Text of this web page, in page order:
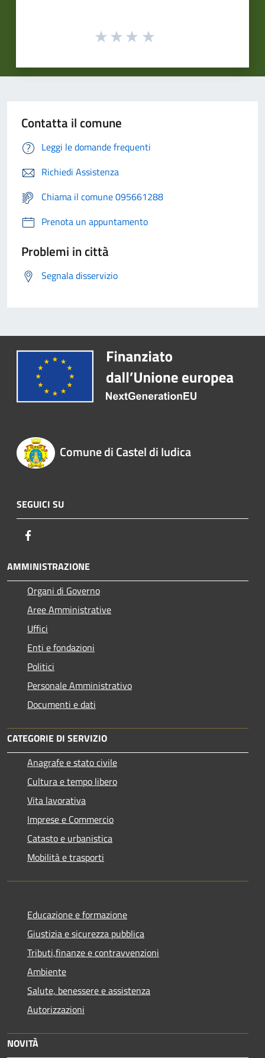
Contatta il comune
Leggi le domande frequenti
Richiedi Assistenza
Chiama il comune 095661288
Prenota un appuntamento
Problemi in città
Segnala disservizio
Comune di Castel di Iudica
SEGUICI SU
AMMINISTRAZIONE
Organi di Governo
Aree Amministrative
Uffici
Enti e fondazioni
Politici
Personale Amministrativo
Documenti e dati
CATEGORIE DI SERVIZIO
Anagrafe e stato civile
Cultura e tempo libero
Vita lavorativa
Imprese e Commercio
Catasto e urbanistica
Mobilità e trasporti
Educazione e formazione
Giustizia e sicurezza pubblica
Tributi,finanze e contravvenzioni
Ambiente
Salute, benessere e assistenza
Autorizzazioni
NOVITÀ